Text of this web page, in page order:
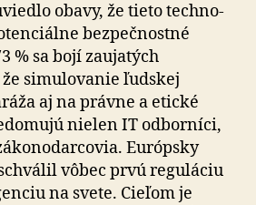
obavy, že tieto tech­no­
bez­peč­nostné
% sa bojí zaujatých
že si­mu­lo­va­nie ľudskej
aj na právne a etické
nielen IT odborníci,
Európsky
vôbec prvú reguláciu
na svete. Cieľom je